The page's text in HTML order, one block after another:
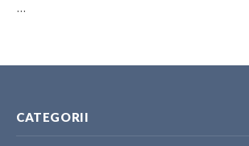
…
CATEGORII